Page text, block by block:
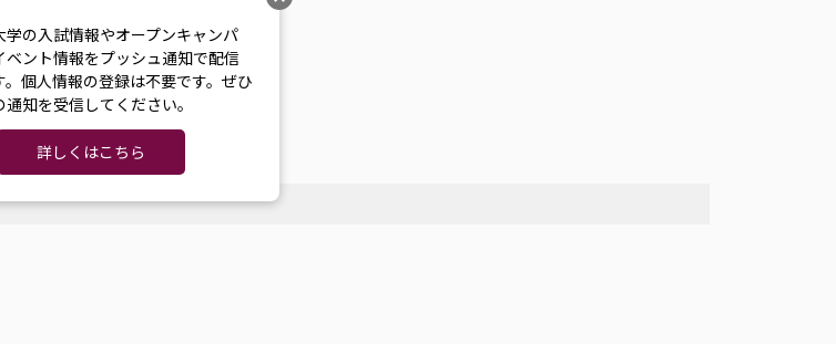
学の入試情報やオープンキャンパ
ベント情報をプッシュ通知で配信
。個人情報の登録は不要です。ぜひ
知を受信してください。
詳しくはこちら